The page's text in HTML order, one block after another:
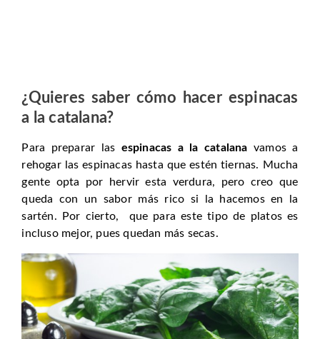
¿Quieres saber cómo hacer espinacas
a la catalana?
Para preparar las espinacas a la catalana vamos a
rehogar las espinacas hasta que estén tiernas. Mucha
gente opta por hervir esta verdura, pero creo que
queda con un sabor más rico si la hacemos en la
sartén. Por cierto, que para este tipo de platos es
incluso mejor, pues quedan más secas.